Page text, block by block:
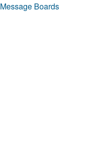
Message Boards